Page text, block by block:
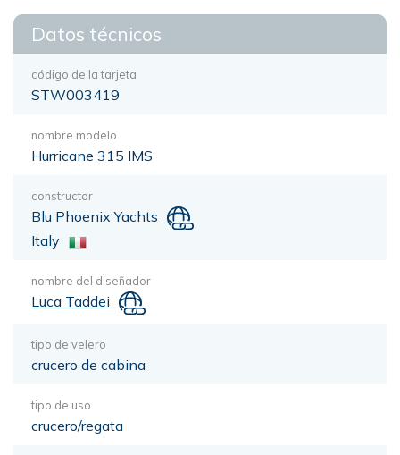
Datos técnicos
código de la tarjeta
STW003419
nombre modelo
Hurricane 315 IMS
constructor
Blu Phoenix Yachts
Italy
nombre del diseñador
Luca Taddei
tipo de velero
crucero de cabina
tipo de uso
crucero/regata